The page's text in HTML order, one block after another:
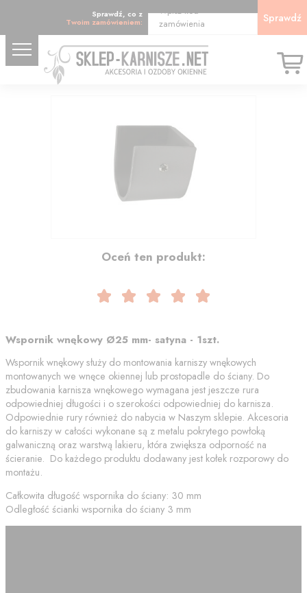
Sprawdź, co z
Twoim zamówieniem:
Wpisz kod
zamówienia
Sprawdź
Oceń ten produkt:
Wspornik wnękowy Ø25 mm- satyna - 1szt.
Wspornik wnękowy służy do montowania karniszy wnękowych
montowanych we wnęce okiennej lub prostopadle do ściany. Do
zbudowania karnisza wnękowego wymagana jest jeszcze rura
odpowiedniej długości i o szerokości odpowiedniej do karnisza.
Odpowiednie rury również do nabycia w Naszym sklepie. Akcesoria
do karniszy w całości wykonane są z metalu pokrytego powłoką
galwaniczną oraz warstwą lakieru, która zwiększa odporność na
ścieranie. Do każdego produktu dodawany jest kołek rozporowy do
montażu.
Całkowita długość wspornika do ściany: 30 mm
Odległość ścianki wspornika do ściany 3 mm